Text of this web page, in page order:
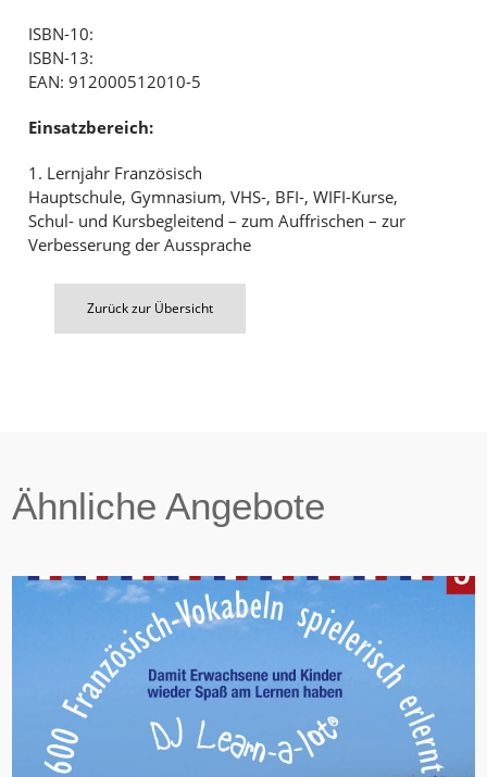
ISBN-10:
ISBN-13:
EAN: 912000512010-5
Einsatzbereich:
1. Lernjahr Französisch
Hauptschule, Gymnasium, VHS-, BFI-, WIFI-Kurse,
Schul- und Kursbegleitend – zum Auffrischen – zur
Verbesserung der Aussprache
Zurück zur Übersicht
Ähnliche Angebote